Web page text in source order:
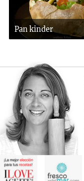
Pan kinder